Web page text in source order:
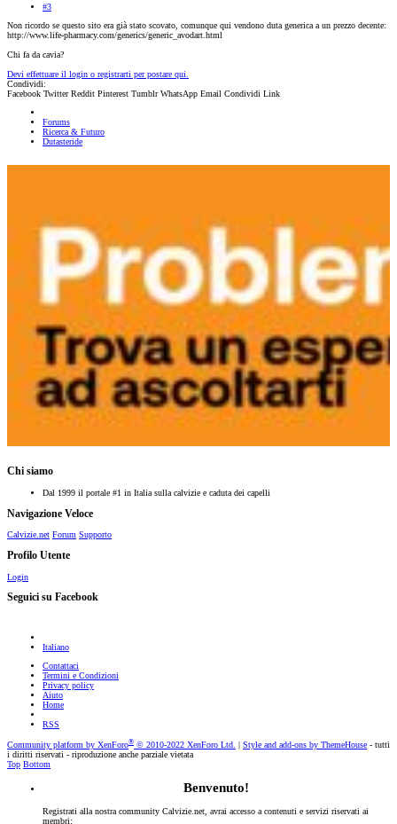
#3
Non ricordo se questo sito era già stato scovato, comunque qui vendono duta generica a un prezzo decente:
http://www.life-pharmacy.com/generics/generic_avodart.html
Chi fa da cavia?
Devi effettuare il login o registrarti per postare qui.
Condividi:
Facebook Twitter Reddit Pinterest Tumblr WhatsApp Email Condividi Link
Forums
Ricerca & Futuro
Dutasteride
Chi siamo
Dal 1999 il portale #1 in Italia sulla calvizie e caduta dei capelli
Navigazione Veloce
Calvizie.net Forum Supporto
Profilo Utente
Login
Seguici su Facebook
Italiano
Contattaci
Termini e Condizioni
Privacy policy
Aiuto
Home
RSS
Community platform by XenForo® © 2010-2022 XenForo Ltd. Style and add-ons by ThemeHouse - tutti
i diritti riservati - riproduzione anche parziale vietata
Top Bottom
Benvenuto!
Registrati alla nostra community Calvizie.net, avrai accesso a contenuti e servizi riservati ai
membri: